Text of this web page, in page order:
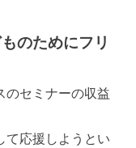
のためにフリ
のセミナーの収益
て応援しようとい